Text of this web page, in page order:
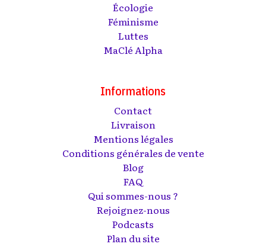
Écologie
Féminisme
Luttes
MaClé Alpha
Informations
Contact
Livraison
Mentions légales
Conditions générales de vente
Blog
FAQ
Qui sommes-nous ?
Rejoignez-nous
Podcasts
Plan du site